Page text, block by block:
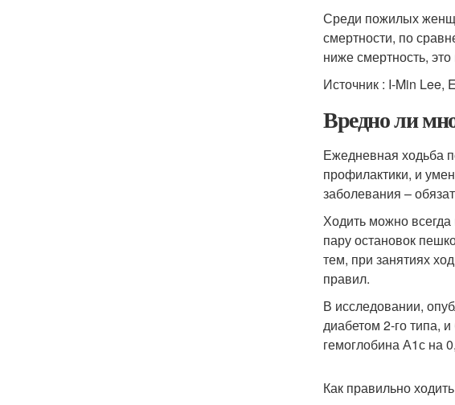
Среди пожилых
смертности, по
ниже смертность,
Источник : I-Min Lee,
Вредно ли
Ежедневная ходьба
профилактики, и
заболевания –
Ходить можно всегда
пару остановок
тем, при занятиях
правил.
В исследовании,
диабетом 2-го типа,
гемоглобина А1с на
Как правильно